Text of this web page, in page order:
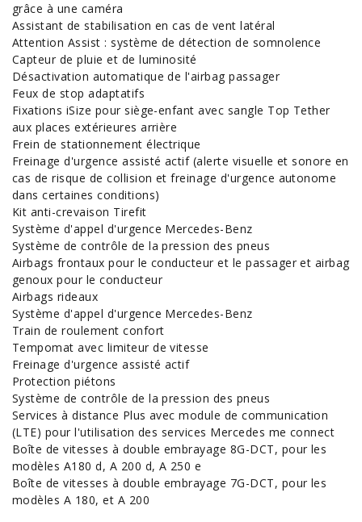
grâce à une caméra
Assistant de stabilisation en cas de vent latéral
Attention Assist : système de détection de somnolence
Capteur de pluie et de luminosité
Désactivation automatique de l'airbag passager
Feux de stop adaptatifs
Fixations iSize pour siège-enfant avec sangle Top Tether
aux places extérieures arrière
Frein de stationnement électrique
Freinage d'urgence assisté actif (alerte visuelle et sonore en
cas de risque de collision et freinage d'urgence autonome
dans certaines conditions)
Kit anti-crevaison Tirefit
Système d'appel d'urgence Mercedes-Benz
Système de contrôle de la pression des pneus
Airbags frontaux pour le conducteur et le passager et airbag
genoux pour le conducteur
Airbags rideaux
Système d'appel d'urgence Mercedes-Benz
Train de roulement confort
Tempomat avec limiteur de vitesse
Freinage d'urgence assisté actif
Protection piétons
Système de contrôle de la pression des pneus
Services à distance Plus avec module de communication
(LTE) pour l'utilisation des services Mercedes me connect
Boîte de vitesses à double embrayage 8G-DCT, pour les
modèles A180 d, A 200 d, A 250 e
Boîte de vitesses à double embrayage 7G-DCT, pour les
modèles A 180, et A 200